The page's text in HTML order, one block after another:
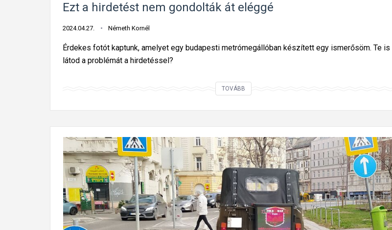
Ezt a hirdetést nem gondolták át eléggé
2024.04.27. Németh Kornél
Érdekes fotót kaptunk, amelyet egy budapesti metrómegállóban készített egy ismerősöm. Te is
látod a problémát a hirdetéssel?
TOVÁBB
t
a
h
i
r
d
e
t
é